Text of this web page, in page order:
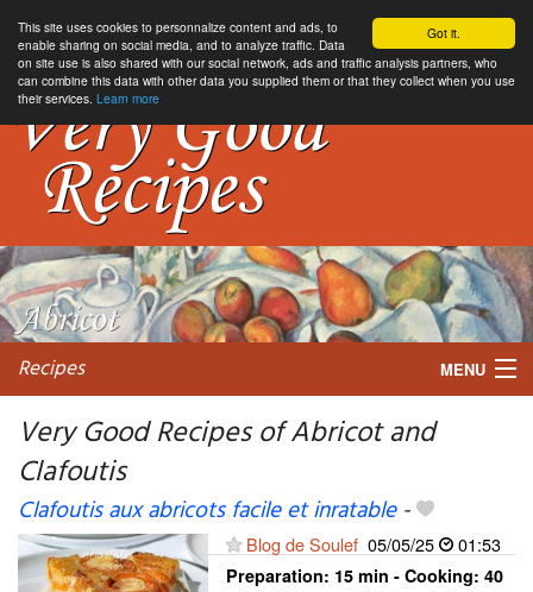
Got it.
This site uses cookies to personnalize content and ads, to
enable sharing on social media, and to analyze traffic. Data
on site use is also shared with our social network, ads and traffic analysis partners, who
can combine this data with other data you supplied them or that they collect when you use
their services. Learn more
Recipes MENU
Very Good Recipes of Abricot and
Clafoutis
Clafoutis aux abricots facile et inratable-
Blog de Soulef 05/05/25 01:53
Preparation: 15 min - Cooking: 40